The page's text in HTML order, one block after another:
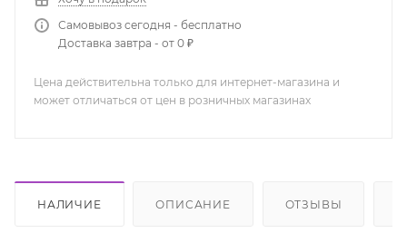
Самовывоз сегодня - бесплатно
Доставка завтра - от 0 ₽
Цена действительна только для интернет-магазина и
может отличаться от цен в розничных магазинах
НАЛИЧИЕ ОПИСАНИЕ ОТЗЫВЫ